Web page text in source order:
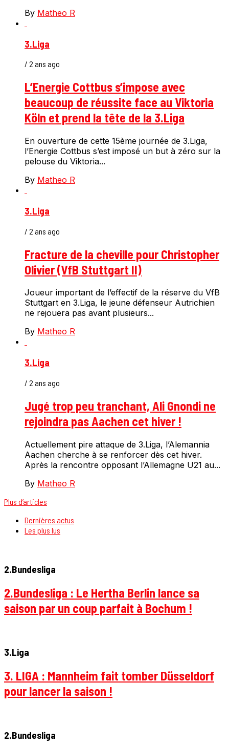
By Matheo R
3.Liga
/ 2 ans ago
L’Energie Cottbus s’impose avec
beaucoup de réussite face au Viktoria
Köln et prend la tête de la 3.Liga
En ouverture de cette 15ème journée de 3.Liga,
l’Energie Cottbus s’est imposé un but à zéro sur la
pelouse du Viktoria...
By Matheo R
3.Liga
/ 2 ans ago
Fracture de la cheville pour Christopher
Olivier (VfB Stuttgart II)
Joueur important de l’effectif de la réserve du VfB
Stuttgart en 3.Liga, le jeune défenseur Autrichien
ne rejouera pas avant plusieurs...
By Matheo R
3.Liga
/ 2 ans ago
Jugé trop peu tranchant, Ali Gnondi ne
rejoindra pas Aachen cet hiver !
Actuellement pire attaque de 3.Liga, l’Alemannia
Aachen cherche à se renforcer dès cet hiver.
Après la rencontre opposant l’Allemagne U21 au...
By Matheo R
Plus d’articles
Dernières actus
Les plus lus
2.Bundesliga
2.Bundesliga : Le Hertha Berlin lance sa
saison par un coup parfait à Bochum !
3.Liga
3. LIGA : Mannheim fait tomber Düsseldorf
pour lancer la saison !
2.Bundesliga